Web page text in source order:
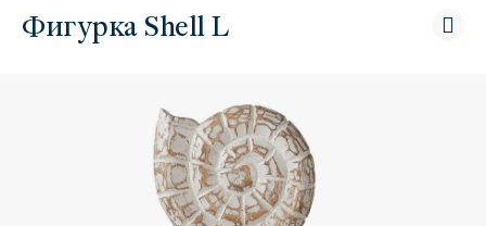
ПОПУЛЯРНЫЕ ЗАПРОСЫ
Фигурка Shell L